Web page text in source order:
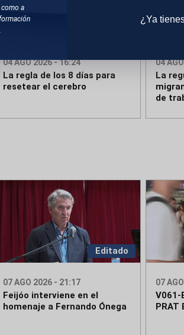
como a
¿Ya
04 AGO 2026 - 16:24
La regla de los 8 días para
resetear el cerebro
04
La
de
Editado
07 AGO 2026 - 21:17
Feijóo interviene en el
homenaje a Fernando Ónega
07
V061-
PRAT